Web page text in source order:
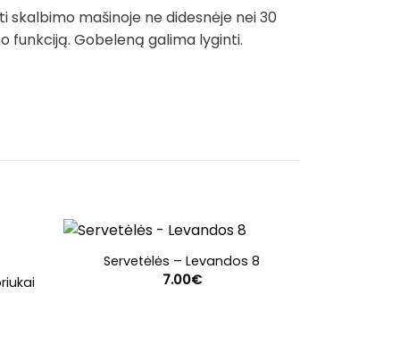
mašinoje ne didesnėje nei 30
funkciją. Gobeleną galima lyginti.
Servetėlės – Levandos 8
7.00€